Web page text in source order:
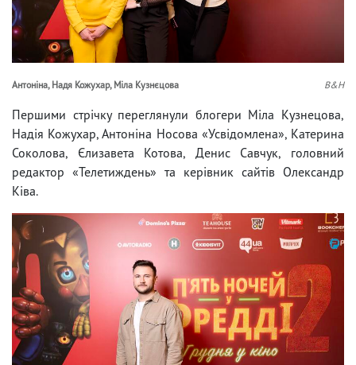
Антоніна, Надя Кожухар, Міла Кузнєцова B&H
Першими стрічку переглянули блогери Міла Кузнецова,
Надія Кожухар, Антоніна Носова «Усвідомлена», Катерина
Соколова, Єлизавета Котова, Денис Савчук, головний
редактор «Телетиждень» та керівник сайтів Олександр
Ківа.